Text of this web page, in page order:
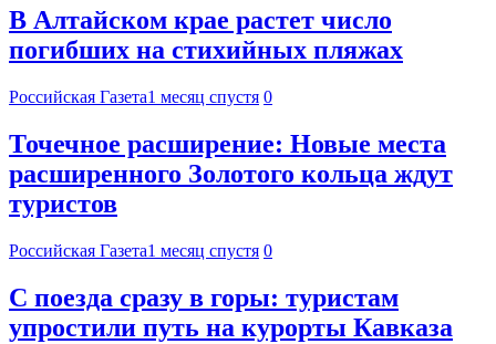
В Алтайском крае растет число
погибших на стихийных пляжах
Российская Газета1 месяц спустя 0
Точечное расширение: Новые места
расширенного Золотого кольца ждут
туристов
Российская Газета1 месяц спустя 0
С поезда сразу в горы: туристам
упростили путь на курорты Кавказа